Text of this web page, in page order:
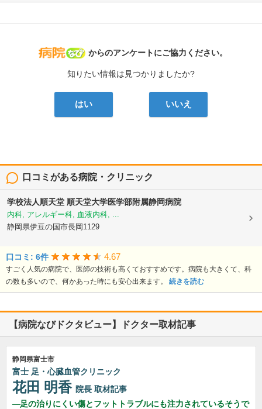
病院なび
からのアンケートにご協力ください。
知りたい情報は見つかりましたか?
はい いいえ
口コミがある病院・クリニック
学校法人順天堂 順天堂大学医学部附属静岡病院
内科, アレルギー科, 血液内科, ...
静岡県伊豆の国市長岡1129
口コミ: 6件 4.67
すごく人気の病院で、医師の技術も高くておすすめです。病院も大きくて、科
の数も多いので、何かあった時にも安心出来ます。 続きを読む
【病院なびドクタビュー】ドクター取材記事
静岡県富士市
富士 足・心臓血管クリニック
花田 明香 院長 取材記事
足の治りにくい傷とフットトラブルにも注力されているそうで